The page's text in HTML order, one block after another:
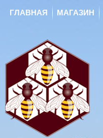
ГЛАВНАЯ МАГАЗИН